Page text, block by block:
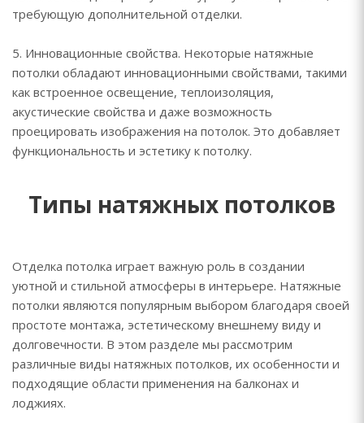
требующую дополнительной отделки.
5. Инновационные свойства. Некоторые натяжные
потолки обладают инновационными свойствами, такими
как встроенное освещение, теплоизоляция,
акустические свойства и даже возможность
проецировать изображения на потолок. Это добавляет
функциональность и эстетику к потолку.
Типы натяжных потолков
Отделка потолка играет важную роль в создании
уютной и стильной атмосферы в интерьере. Натяжные
потолки являются популярным выбором благодаря своей
простоте монтажа, эстетическому внешнему виду и
долговечности. В этом разделе мы рассмотрим
различные виды натяжных потолков, их особенности и
подходящие области применения на балконах и
лоджиях.